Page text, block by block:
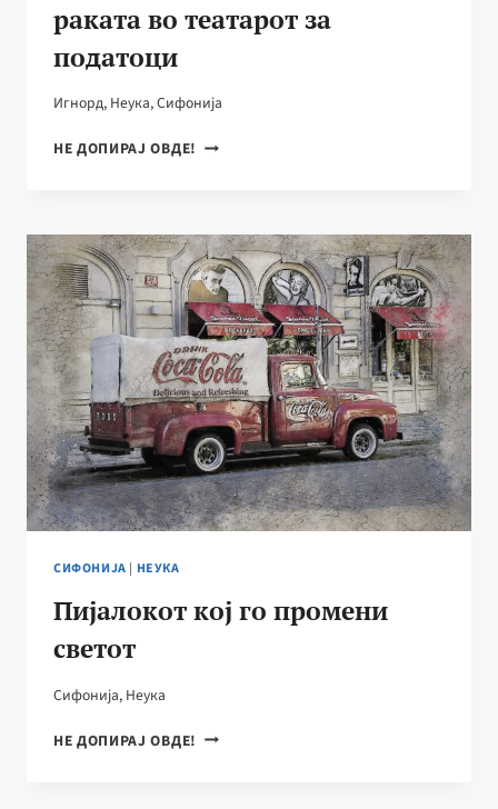
раката во театарот за
податоци
Игнорд, Неука,Сифонија
НЕ ДОПИРАЈ ОВДЕ! „DEEPSEEK“
УПРАВА
ЗА
ЗАШТИТА
НА
ПОДАТОЦИ
ЈА
ФАТИ
КИНЕСКАТА
КОМПАНИЈА
СО
РАКАТА
ВО
ТЕАТАРОТ
СИФОНИЈА | НЕУКА
Пијалокот кој го промени
светот
Сифонија, Неука
НЕ ДОПИРАЈ ОВДЕ! ПИЈАЛОКОТ